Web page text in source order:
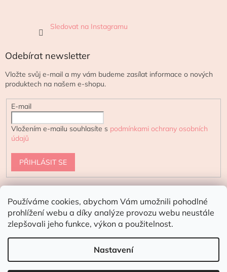
Používáme cookies, abychom Vám umožnili pohodlné
prohlížení webu a díky analýze provozu webu neustále
zlepšovali jeho funkce, výkon a použitelnost.
Nastavení
☀️
Doporučení pro letní dny:V horkých
dnech doporučujeme doručení kurýrem
nebo do vnitřních Z-BOXů.
Sledovat na Instagramu
Odebírat newsletter
Vložte svůj e-mail a my vám budeme zasílat informace o nových
produktech na našem e-shopu.
E-mail
Vložením e-mailu souhlasíte s podmínkami ochrany osobních
údajů
PŘIHLÁSIT SE
urtekram.cz ecoteeno.cz - eshop s přírodní kosmetikou
Vytvořil Shoptet